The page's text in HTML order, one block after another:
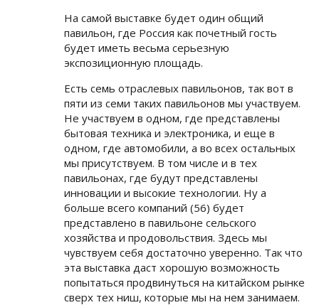
На самой выставке будет один общий
павильон, где Россия как почетный гость
будет иметь весьма серьезную
экспозиционную площадь.
Есть семь отраслевых павильонов, так вот в
пяти из семи таких павильонов мы участвуем.
Не участвуем в одном, где представлены
бытовая техника и электроника, и еще в
одном, где автомобили, а во всех остальных
мы присутствуем. В том числе и в тех
павильонах, где будут представлены
инновации и высокие технологии. Ну а
больше всего компаний (56) будет
представлено в павильоне сельского
хозяйства и продовольствия. Здесь мы
чувствуем себя достаточно уверенно. Так что
эта выставка даст хорошую возможность
попытаться продвинуться на китайском рынке
сверх тех ниш, которые мы на нем занимаем.